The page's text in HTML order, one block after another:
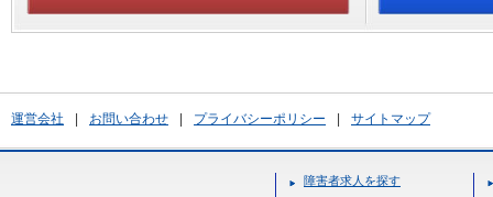
運営会社 お問い合わせ プライバシーポリシー サイトマップ
障害者求人を探す